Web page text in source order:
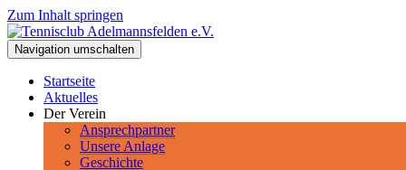
Zum Inhalt springen
Tennisclub Adelmannsfelden e.V.
Spiel, Satz und Sieg! Herzlich Willkommen beim Tennisclub
Navigation umschalten
Startseite
Aktuelles
Der Verein
Ansprechpartner
Unsere Anlage
Geschichte